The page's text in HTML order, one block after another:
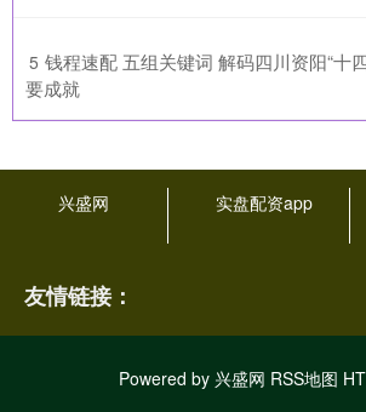
5 钱程速配 五组关键词 解码四川资阳“十
要成就
兴盛网 实盘配资app
友情链接：
Powered by 兴盛网 RSS地图